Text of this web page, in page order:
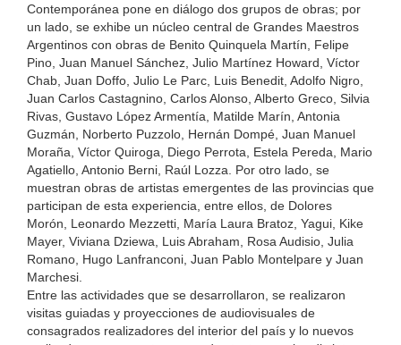
Contemporánea pone en diálogo dos grupos de obras; por
un lado, se exhibe un núcleo central de Grandes Maestros
Argentinos con obras de Benito Quinquela Martín, Felipe
Pino, Juan Manuel Sánchez, Julio Martínez Howard, Víctor
Chab, Juan Doffo, Julio Le Parc, Luis Benedit, Adolfo Nigro,
Juan Carlos Castagnino, Carlos Alonso, Alberto Greco, Silvia
Rivas, Gustavo López Armentía, Matilde Marín, Antonia
Guzmán, Norberto Puzzolo, Hernán Dompé, Juan Manuel
Moraña, Víctor Quiroga, Diego Perrota, Estela Pereda, Mario
Agatiello, Antonio Berni, Raúl Lozza. Por otro lado, se
muestran obras de artistas emergentes de las provincias que
participan de esta experiencia, entre ellos, de Dolores
Morón, Leonardo Mezzetti, María Laura Bratoz, Yagui, Kike
Mayer, Viviana Dziewa, Luis Abraham, Rosa Audisio, Julia
Romano, Hugo Lanfranconi, Juan Pablo Montelpare y Juan
Marchesi.
Entre las actividades que se desarrollaron, se realizaron
visitas guiadas y proyecciones de audiovisuales de
consagrados realizadores del interior del país y lo nuevos